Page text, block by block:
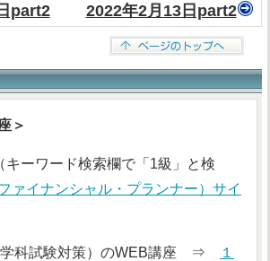
part2 2022年2月13日part2
＞
キーワード検索欄で「1級」と検
ァイナンシャル・プランナー）サイ
学科試験対策）のWEB講座 ⇒
１